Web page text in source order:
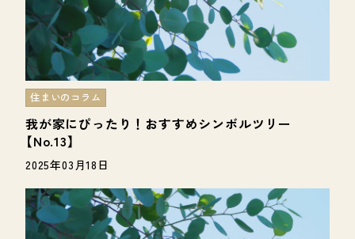
我が家にぴったり！おすすめシンボルツリー
【No.13】
住まいのコラム
2025年03月18日